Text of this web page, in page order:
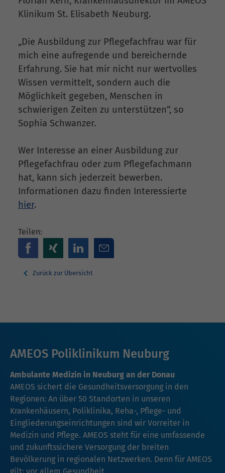
Klinikum St. Elisabeth Neuburg.
„Die Ausbildung zur Pflegefachfrau war für
mich eine aufregende und bereichernde
Erfahrung. Sie hat mir nicht nur wertvolles
Wissen vermittelt, sondern auch die
Möglichkeit gegeben, Menschen in
schwierigen Zeiten zu unterstützen“, so
Sophia Schwanzer.
Wer Interesse an einer Ausbildung zur
Pflegefachfrau oder zum Pflegefachmann
hat, kann sich jederzeit bewerben.
Informationen dazu finden Interessierte
hier.
Teilen:
Zurück zur Übersicht
AMEOS Poliklinikum Neuburg
Ambulante Medizin in Neuburg an der Donau
AMEOS sichert die Gesundheitsversorgung in den
Regionen: An über 50 Standorten in unseren
Krankenhäusern, Poliklinika, Reha-, Pflege- und
Eingliederungseinrichtungen sind wir Vorreiter in
Medizin und Pflege. AMEOS steht für eine umfassende
und zukunftssichere Versorgung der breiten
Bevölkerung in regionalen Netzwerken. Denn für AMEOS